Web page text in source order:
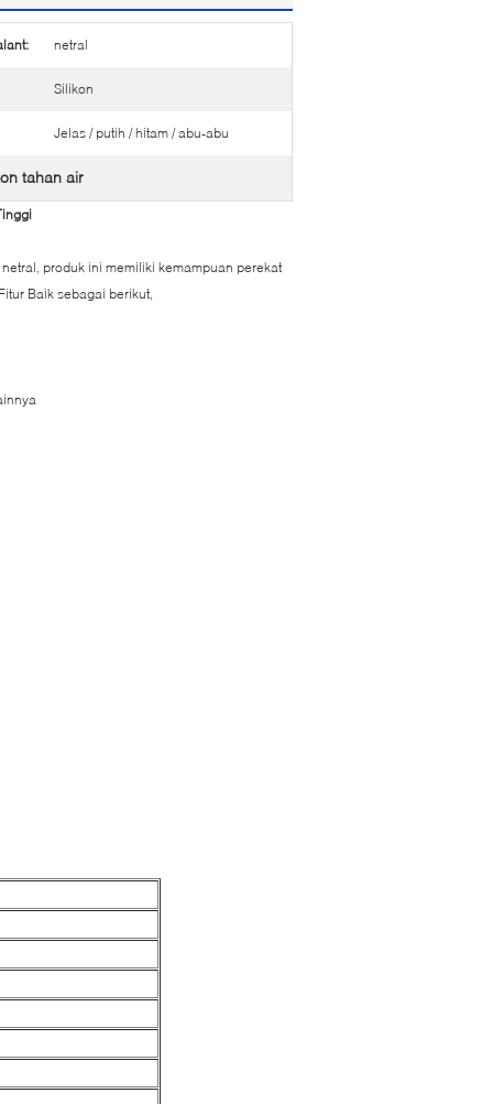
netral
Silikon
Jelas / putih / hitam / abu-abu
tahan air
produk ini memiliki kemampuan perekat
Baik sebagai berikut,